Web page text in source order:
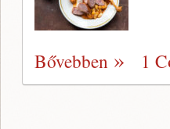
Bővebben 1